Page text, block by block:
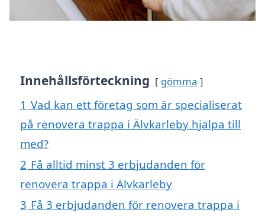
Innehållsförteckning gömma
1 Vad kan ett företag som är specialiserat
på renovera trappa i Älvkarleby hjälpa till
med?
2 Få alltid minst 3 erbjudanden för
renovera trappa i Älvkarleby
3 Få 3 erbjudanden för renovera trappa i